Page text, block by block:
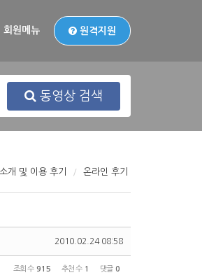
회원메뉴 원격지원
동영상 검색
소개 및 이용 후기 온라인 후기
2010.02.24 08:58
조회 수 915 추천 수 1 댓글 0